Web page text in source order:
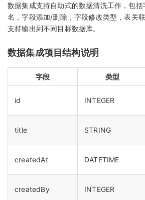
数据集成支持自助式的数据清洗工作，包
名，字段添加/删除，字段修改类型，表关
支持输出到不同目标数据库。
数据集成项目结构说明
字段 类型
id INTEGER
title STRING
createdAt DATETIME
createdBy INTEGER